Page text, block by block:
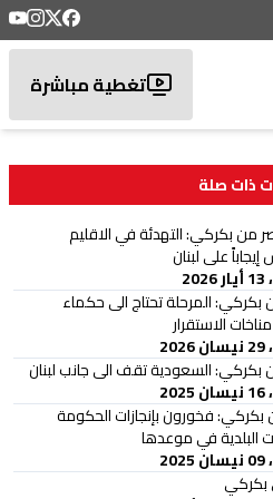
تغطية مباشرة
ذات صلة
من بكركي: التهدئة في الاقليم
على لبنان
بكركي: المرحلة تحتاج الى حكماء
الاستقرار
بكركي: السعودية تقف الى جانب لبنان
فخورون بإنجازات الحكومة
البلدية في موعدها
بكركي